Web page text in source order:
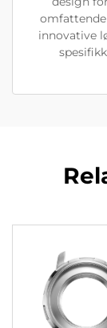
innovative